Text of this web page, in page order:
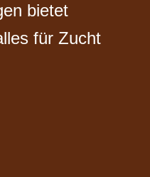
bietet
für Zucht